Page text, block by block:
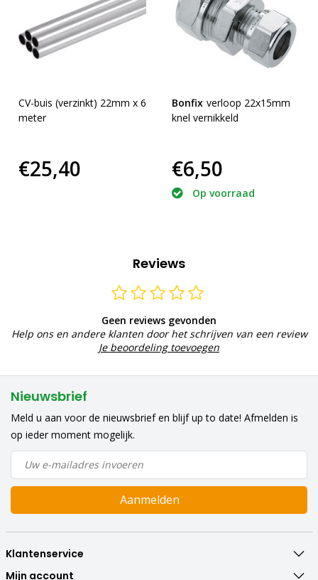
CV-buis (verzinkt) 22mm x 6
meter
€25,40
Bonfix verloop 22x15mm
knel vernikkeld
€6,50
Op voorraad
Reviews
Geen reviews gevonden
Help ons en andere klanten door het schrijven van een review
Je beoordeling toevoegen
Nieuwsbrief
Meld u aan voor de nieuwsbrief en blijf up to date! Afmelden is
op ieder moment mogelijk.
Aanmelden
Klantenservice
Mijn account